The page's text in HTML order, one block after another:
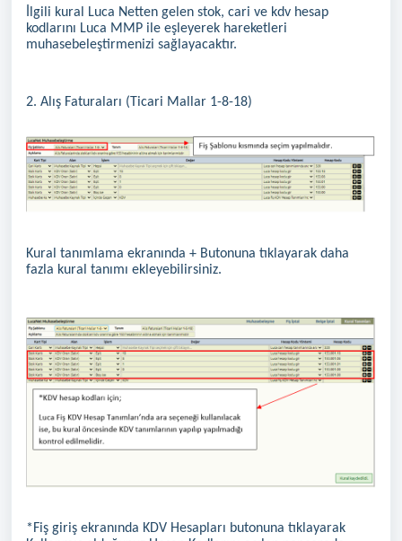
İlgili kural Luca Netten gelen stok, cari ve kdv hesap
kodlarını Luca MMP ile eşleyerek hareketleri
muhasebeleştirmenizi sağlayacaktır.
2. Alış Faturaları (Ticari Mallar 1-8-18)
Kural tanımlama ekranında + Butonuna tıklayarak daha
fazla kural tanımı ekleyebilirsiniz.
*Fiş giriş ekranında KDV Hesapları butonuna tıklayarak